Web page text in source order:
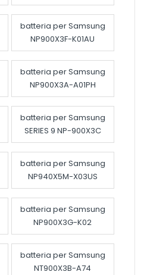
batteria per Samsung
NP900X3F-K01AU
batteria per Samsung
NP900X3A-A01PH
batteria per Samsung
SERIES 9 NP-900X3C
batteria per Samsung
NP940X5M-X03US
batteria per Samsung
NP900X3G-K02
batteria per Samsung
NT900X3B-A74